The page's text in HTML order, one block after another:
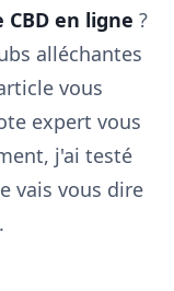
en ligne ?
alléchantes
vous
expert vous
j'ai testé
vais vous dire